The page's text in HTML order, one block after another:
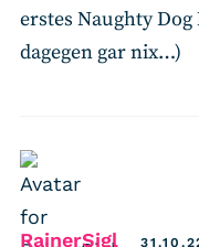
erstes Naughty
dagegen gar nix…)
RainerSigl says: